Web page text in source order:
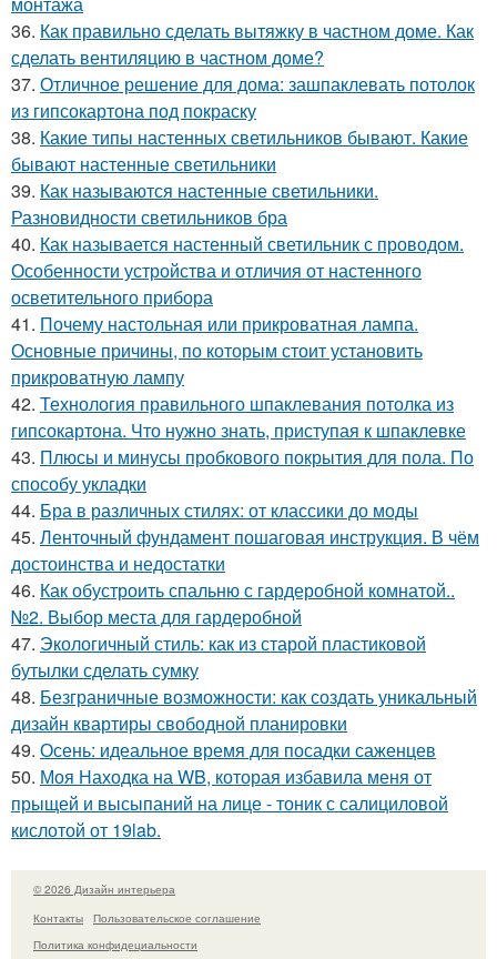
36. Как правильно сделать вытяжку в частном доме. Как
сделать вентиляцию в частном доме?
37. Отличное решение для дома: зашпаклевать потолок
из гипсокартона под покраску
38. Какие типы настенных светильников бывают. Какие
бывают настенные светильники
39. Как называются настенные светильники.
Разновидности светильников бра
40. Как называется настенный светильник с проводом.
Особенности устройства и отличия от настенного
осветительного прибора
41. Почему настольная или прикроватная лампа.
Основные причины, по которым стоит установить
прикроватную лампу
42. Технология правильного шпаклевания потолка из
гипсокартона. Что нужно знать, приступая к шпаклевке
43. Плюсы и минусы пробкового покрытия для пола. По
способу укладки
44. Бра в различных стилях: от классики до моды
45. Ленточный фундамент пошаговая инструкция. В чём
достоинства и недостатки
46. Как обустроить спальню с гардеробной комнатой..
№2. Выбор места для гардеробной
47. Экологичный стиль: как из старой пластиковой
бутылки сделать сумку
48. Безграничные возможности: как создать уникальный
дизайн квартиры свободной планировки
49. Осень: идеальное время для посадки саженцев
50. Моя Находка на WB, которая избавила меня от
прыщей и высыпаний на лице - тоник с салициловой
кислотой от 19lab.
© 2026 Дизайн интерьера
Контакты
Пользовательское соглашение
Политика конфидециальности